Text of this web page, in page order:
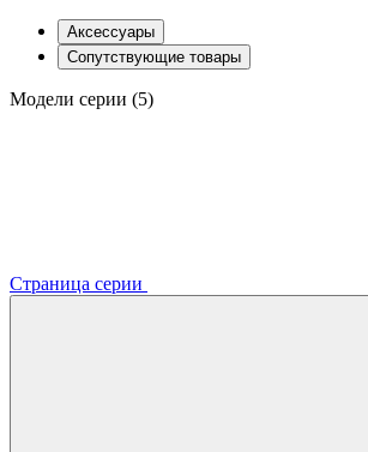
Аксессуары
Сопутствующие товары
Модели серии (5)
Страница серии